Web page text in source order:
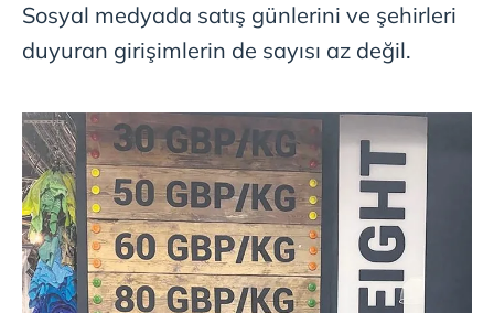
Sosyal medyada satış günlerini ve şehirleri
duyuran girişimlerin de sayısı az değil.